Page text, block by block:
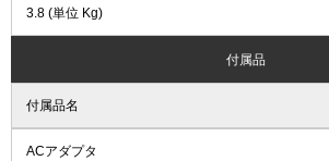
3.8 (単位 Kg)
付属品
付属品名
ACアダプタ